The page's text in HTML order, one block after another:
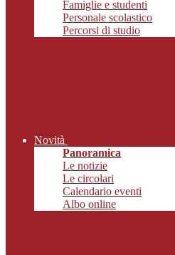
Famiglie e studenti
Personale scolastico
Percorsi di studio
Novità
Panoramica
Le notizie
Le circolari
Calendario eventi
Albo online